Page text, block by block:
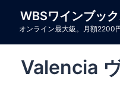
WBSワインブッ
オンライン最大級。月額2200
Valencia